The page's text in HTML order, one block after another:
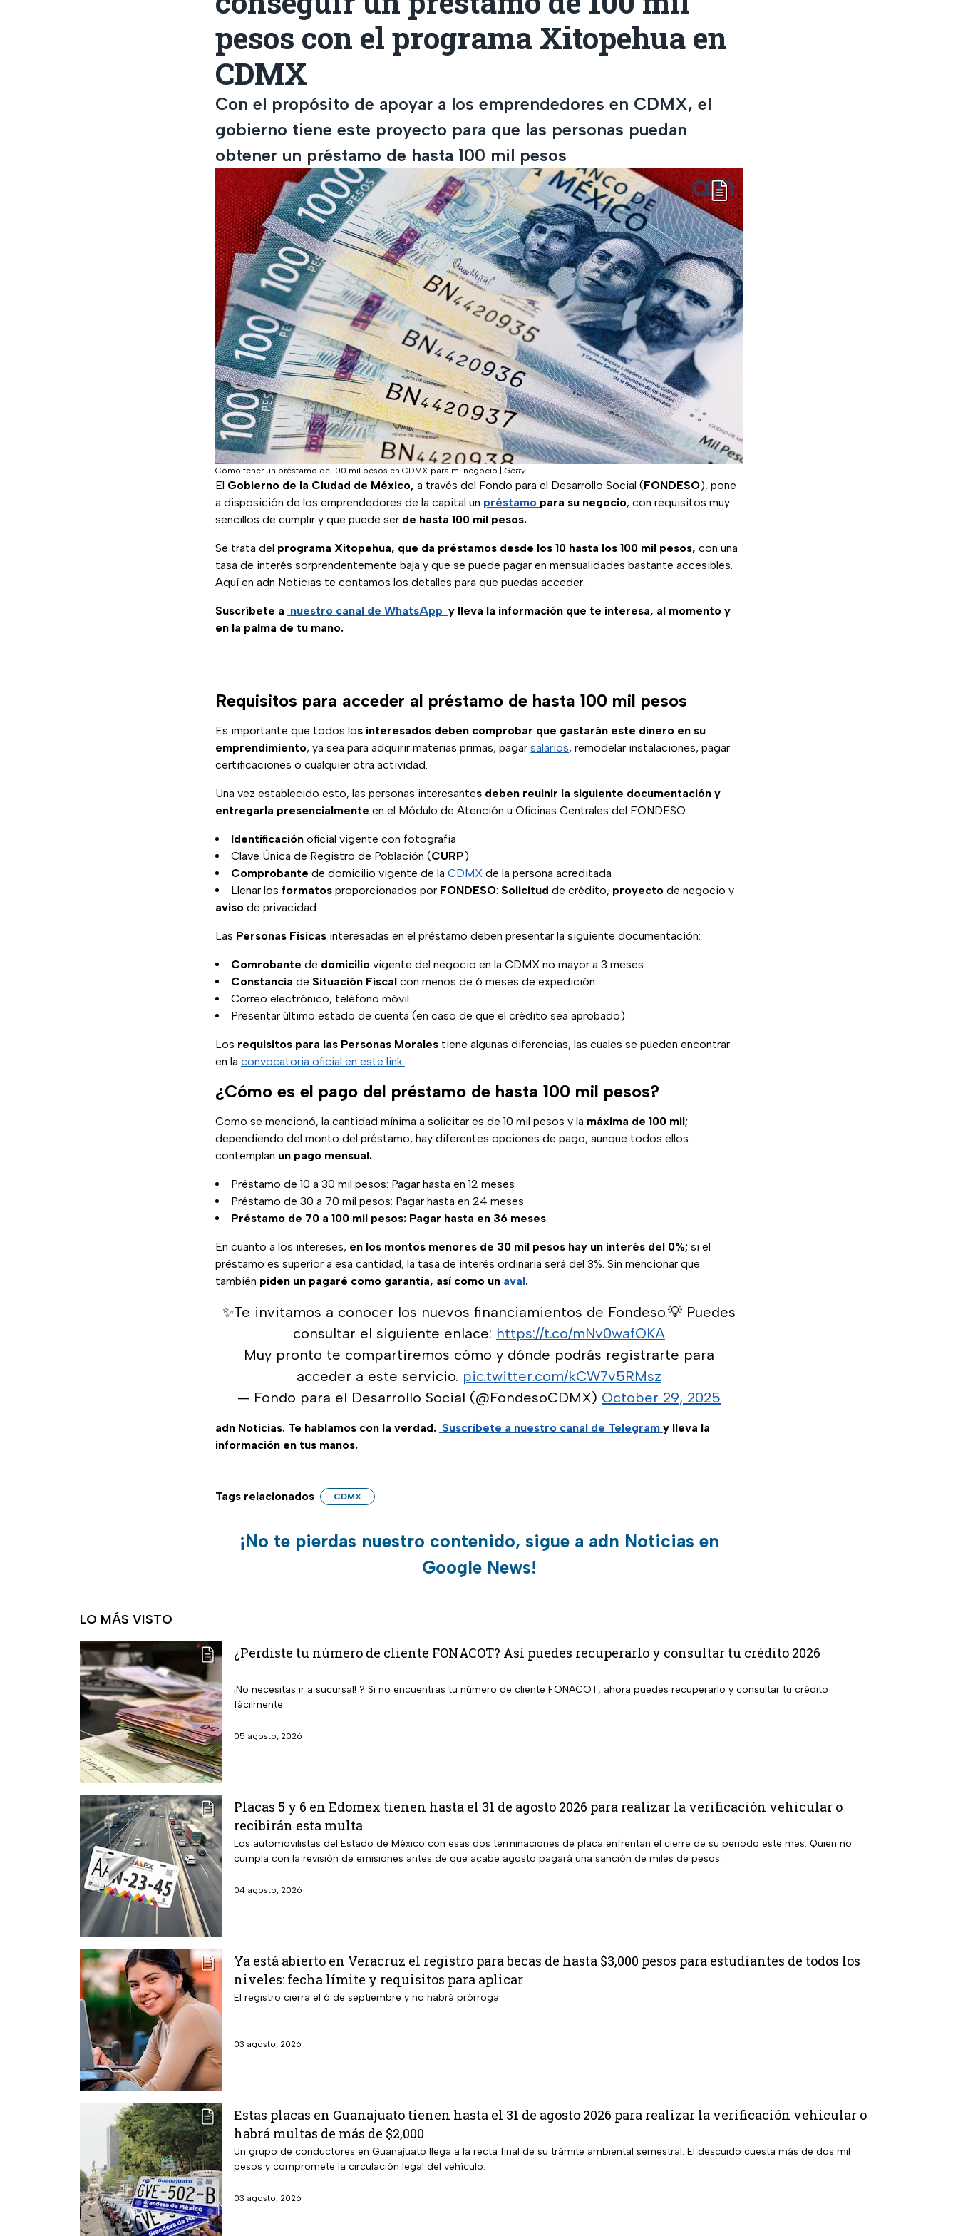
pesos con el programa Xitopehua en
CDMX
Con el propósito de apoyar a los emprendedores en CDMX, el
gobierno tiene este proyecto para que las personas puedan
obtener un préstamo de hasta 100 mil pesos
Cómo tener un préstamo de 100 mil pesos en CDMX para mi negocio Getty
El Gobierno de la Ciudad de México, a través del Fondo para el Desarrollo Social (FONDESO), pone
a disposición de los emprendedores de la capital un préstamo para su negocio, con requisitos muy
sencillos de cumplir y que puede ser de hasta 100 mil pesos.
Se trata del programa Xitopehua, que da préstamos desde los 10 hasta los 100 mil pesos, con una
tasa de interés sorprendentemente baja y que se puede pagar en mensualidades bastante accesibles.
Aquí en adn Noticias te contamos los detalles para que puedas acceder.
Suscríbete a nuestro canal de WhatsApp y lleva la información que te interesa, al momento y
en la palma de tu mano.
Requisitos para acceder al préstamo de hasta 100 mil pesos
Es importante que todos los interesados deben comprobar que gastarán este dinero en su
emprendimiento, ya sea para adquirir materias primas, pagar salarios, remodelar instalaciones, pagar
certificaciones o cualquier otra actividad.
Una vez establecido esto, las personas interesantes deben reuinir la siguiente documentación y
entregarla presencialmente en el Módulo de Atención u Oficinas Centrales del FONDESO:
Identificación oficial vigente con fotografía
Clave Única de Registro de Población (CURP)
Comprobante de domicilio vigente de la CDMX de la persona acreditada
Llenar los formatos proporcionados por FONDESO: Solicitud de crédito, proyecto de negocio y
aviso de privacidad
Las Personas Físicas interesadas en el préstamo deben presentar la siguiente documentación:
Comrobante de domicilio vigente del negocio en la CDMX no mayor a 3 meses
Constancia de Situación Fiscal con menos de 6 meses de expedición
Correo electrónico, teléfono móvil
Presentar último estado de cuenta (en caso de que el crédito sea aprobado)
Los requisitos para las Personas Morales tiene algunas diferencias, las cuales se pueden encontrar
en la convocatoria oficial en este link.
¿Cómo es el pago del préstamo de hasta 100 mil pesos?
Como se mencionó, la cantidad mínima a solicitar es de 10 mil pesos y la máxima de 100 mil;
dependiendo del monto del préstamo, hay diferentes opciones de pago, aunque todos ellos
contemplan un pago mensual.
Préstamo de 10 a 30 mil pesos: Pagar hasta en 12 meses
Préstamo de 30 a 70 mil pesos: Pagar hasta en 24 meses
Préstamo de 70 a 100 mil pesos: Pagar hasta en 36 meses
En cuanto a los intereses, en los montos menores de 30 mil pesos hay un interés del 0%; si el
préstamo es superior a esa cantidad, la tasa de interés ordinaria será del 3%. Sin mencionar que
también piden un pagaré como garantía, así como un aval.
✨Te invitamos a conocer los nuevos financiamientos de Fondeso.💡 Puedes
consultar el siguiente enlace: https://t.co/mNv0wafOKA
Muy pronto te compartiremos cómo y dónde podrás registrarte para
acceder a este servicio. pic.twitter.com/kCW7v5RMsz
— Fondo para el Desarrollo Social (@FondesoCDMX) October 29, 2025
adn Noticias. Te hablamos con la verdad. Suscríbete a nuestro canal de Telegram y lleva la
información en tus manos.
Tags relacionados CDMX
¡No te pierdas nuestro contenido, sigue a adn Noticias en
Google News!
LO MÁS VISTO
¿Perdiste tu número de cliente FONACOT? Así puedes recuperarlo y consultar tu crédito 2026
¡No necesitas ir a sucursal! ? Si no encuentras tu número de cliente FONACOT, ahora puedes recuperarlo y consultar tu crédito
fácilmente.
05 agosto, 2026
Placas 5 y 6 en Edomex tienen hasta el 31 de agosto 2026 para realizar la verificación vehicular o
recibirán esta multa
Los automovilistas del Estado de México con esas dos terminaciones de placa enfrentan el cierre de su periodo este mes. Quien no
cumpla con la revisión de emisiones antes de que acabe agosto pagará una sanción de miles de pesos.
04 agosto, 2026
Ya está abierto en Veracruz el registro para becas de hasta $3,000 pesos para estudiantes de todos los
niveles: fecha límite y requisitos para aplicar
El registro cierra el 6 de septiembre y no habrá prórroga
03 agosto, 2026
Estas placas en Guanajuato tienen hasta el 31 de agosto 2026 para realizar la verificación vehicular o
habrá multas de más de $2,000
Un grupo de conductores en Guanajuato llega a la recta final de su trámite ambiental semestral. El descuido cuesta más de dos mil
pesos y compromete la circulación legal del vehículo.
03 agosto, 2026